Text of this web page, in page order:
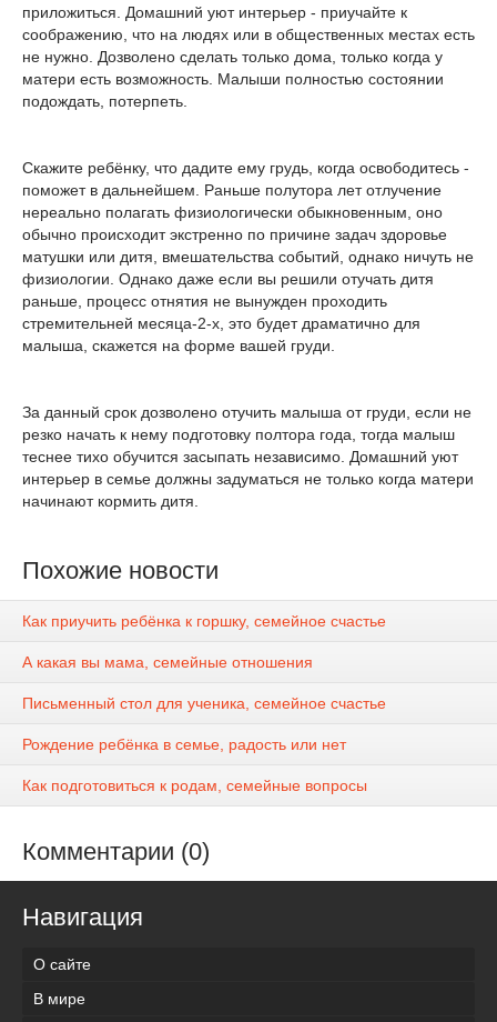
приложиться. Домашний уют интерьер - приучайте к
соображению, что на людях или в общественных местах есть
не нужно. Дозволено сделать только дома, только когда у
матери есть возможность. Малыши полностью состоянии
подождать, потерпеть.
Скажите ребёнку, что дадите ему грудь, когда освободитесь -
поможет в дальнейшем. Раньше полутора лет отлучение
нереально полагать физиологически обыкновенным, оно
обычно происходит экстренно по причине задач здоровье
матушки или дитя, вмешательства событий, однако ничуть не
физиологии. Однако даже если вы решили отучать дитя
раньше, процесс отнятия не вынужден проходить
стремительней месяца-2-х, это будет драматично для
малыша, скажется на форме вашей груди.
За данный срок дозволено отучить малыша от груди, если не
резко начать к нему подготовку полтора года, тогда малыш
теснее тихо обучится засыпать независимо. Домашний уют
интерьер в семье должны задуматься не только когда матери
начинают кормить дитя.
Похожие новости
Как приучить ребёнка к горшку, семейное счастье
А какая вы мама, семейные отношения
Письменный стол для ученика, семейное счастье
Рождение ребёнка в семье, радость или нет
Как подготовиться к родам, семейные вопросы
Комментарии (0)
Навигация
О сайте
В мире